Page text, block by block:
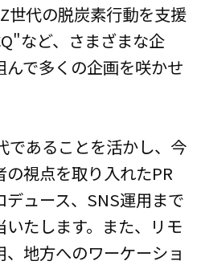
世代の脱炭素行動を支援
など、さまざまな企
で多くの企画を咲かせ
であることを活かし、今
視点を取り入れたPR
ュース、SNS運用まで
たします。また、リモ
地方へのワーケーショ